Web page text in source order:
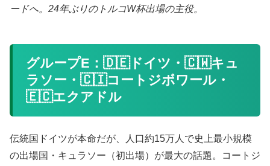
ードへ。24年ぶりのトルコW杯出場の主役。
グループE：🇩🇪ドイツ・🇨🇼キュ
ラソー・🇨🇮コートジボワール・
🇪🇨エクアドル
伝統国ドイツが本命だが、人口約15万人で史上最小規模
の出場国・キュラソー（初出場）が最大の話題。コートジ